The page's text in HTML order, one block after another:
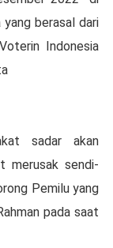
berasal dari
Indonesia
sadar akan
merusak sendi-
Pemilu yang
pada saat